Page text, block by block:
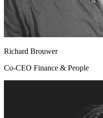
Richard Brouwer
Co-CEO Finance & People